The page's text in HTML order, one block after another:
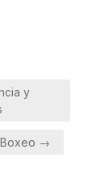
y
Boxeo →